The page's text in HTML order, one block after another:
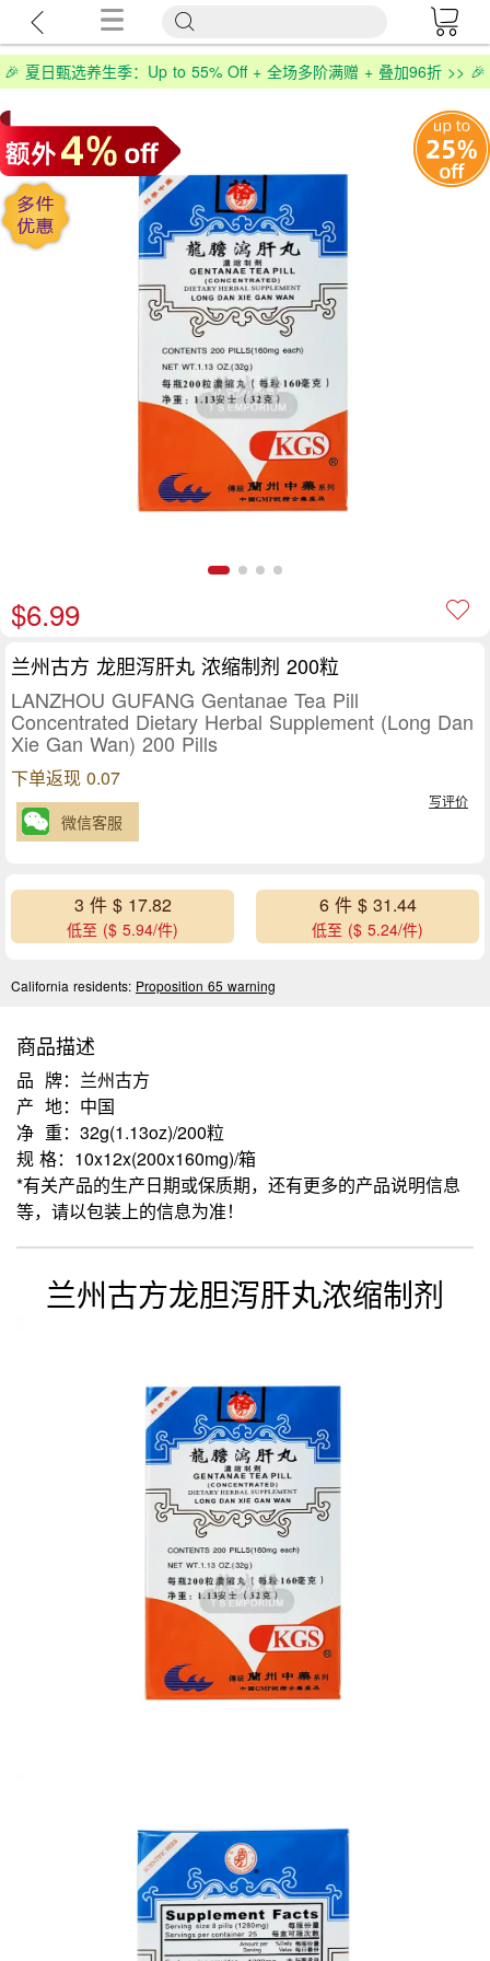
🎉 夏日甄选养生季：Up to 55% Off + 全场多阶满赠 + 叠加96折 >> 🎉
$6.99
兰州古方 龙胆泻肝丸 浓缩制剂 200粒
LANZHOU GUFANG Gentanae Tea Pill
Concentrated Dietary Herbal Supplement (Long Dan
Xie Gan Wan) 200 Pills
下单返现 0.07
写评价
微信客服
3 件 $ 17.82
低至 ($ 5.94/件)
6 件 $ 31.44
低至 ($ 5.24/件)
California residents: Proposition 65 warning
商品描述
品 牌：兰州古方
产 地：中国
净 重：32g(1.13oz)/200粒
规 格：10x12x(200x160mg)/箱
*有关产品的生产日期或保质期，还有更多的产品说明信息
等，请以包装上的信息为准！
兰州古方龙胆泻肝丸浓缩制剂